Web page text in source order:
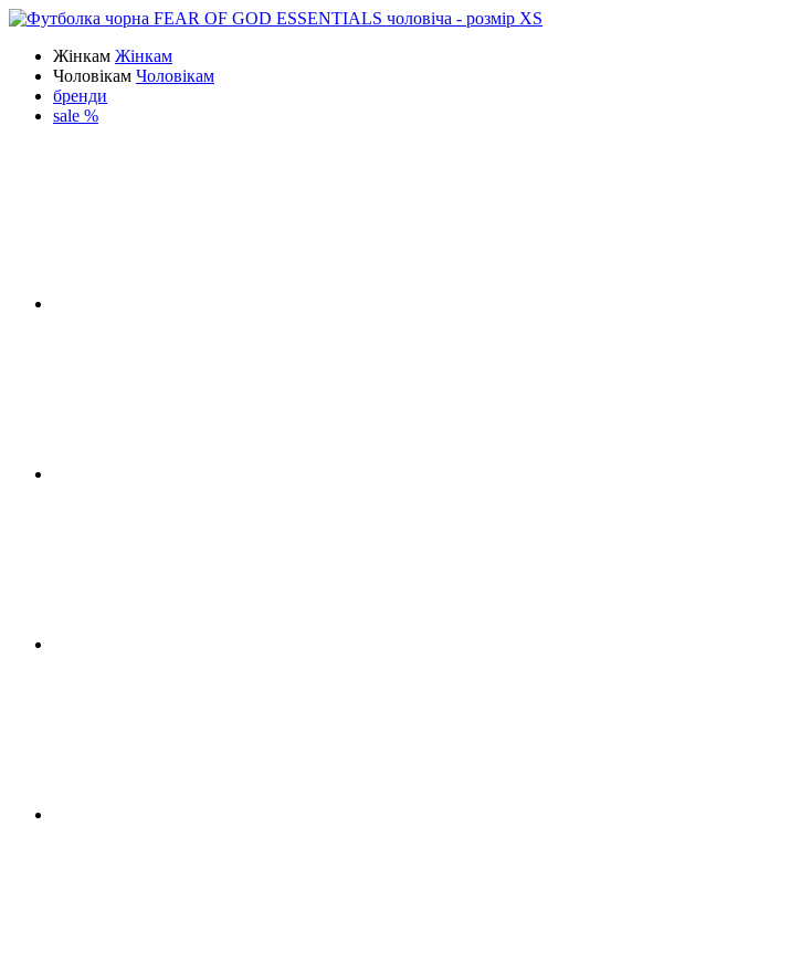
Жінкам Жінкам
Чоловікам Чоловікам
бренди
sale %